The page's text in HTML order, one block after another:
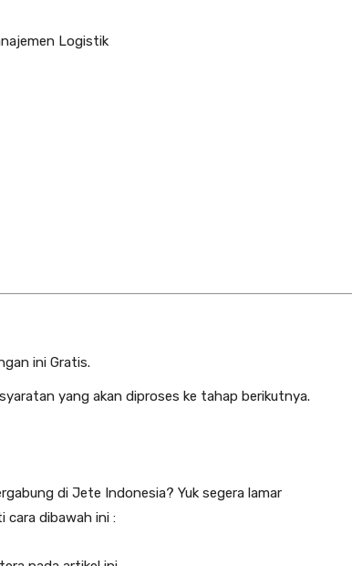
Logistik
ini Gratis.
yang akan diproses ke tahap berikutnya.
di Jete Indonesia? Yuk segera lamar
cara dibawah ini :